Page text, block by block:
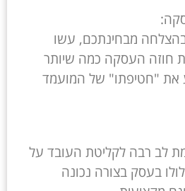
בהצלחה מבחינתכם, עשו
חוזה העסקה כמה שיותר
את "חטיפתו" של המועמד
לב רבה לקליטת העובד על
בעסק בצורה נכונה